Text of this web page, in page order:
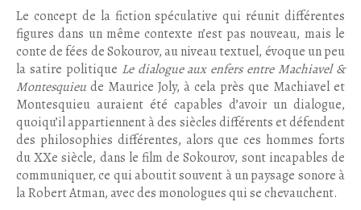
Le concept de la fiction spéculative qui réunit différentes
figures dans un même contexte n’est pas nouveau, mais le
conte de fées de Sokourov, au niveau textuel, évoque un peu
la satire politique Le dialogue aux enfers entre Machiavel &
Montesquieu de Maurice Joly, à cela près que Machiavel et
Montesquieu auraient été capables d’avoir un dialogue,
quoiqu’il appartiennent à des siècles différents et défendent
des philosophies différentes, alors que ces hommes forts
du XXe siècle, dans le film de Sokourov, sont incapables de
communiquer, ce qui aboutit souvent à un paysage sonore à
la Robert Atman, avec des monologues qui se chevauchent.